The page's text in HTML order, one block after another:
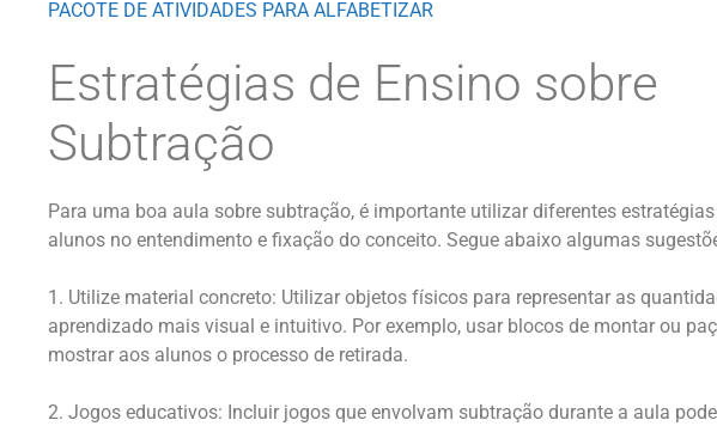
PACOTE DE ATIVIDADES PARA ALFABETIZAR
Estratégias de Ensino sobre
Subtração
Para uma boa aula sobre subtração, é importante utilizar diferentes
alunos no entendimento e fixação do conceito. Segue abaixo algumas
1. Utilize material concreto: Utilizar objetos físicos para representar as
aprendizado mais visual e intuitivo. Por exemplo, usar blocos de montar ou
mostrar aos alunos o processo de retirada.
2. Jogos educativos: Incluir jogos que envolvam subtração durante a aula